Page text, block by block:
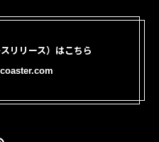
リリース）はこちら